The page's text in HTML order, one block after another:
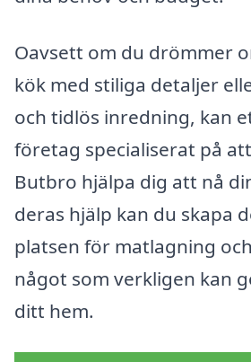
Oavsett om du drömmer
kök med stiliga detaljer
och tidlös inredning, kan
företag specialiserat på
Butbro hjälpa dig att nå
deras hjälp kan du skapa
platsen för matlagning
något som verkligen kan
ditt hem.